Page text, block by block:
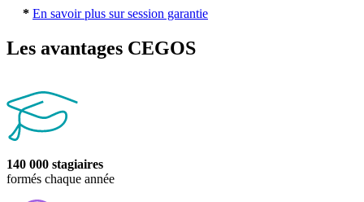
* En savoir plus sur session garantie
Les avantages CEGOS
140 000 stagiaires
formés chaque année